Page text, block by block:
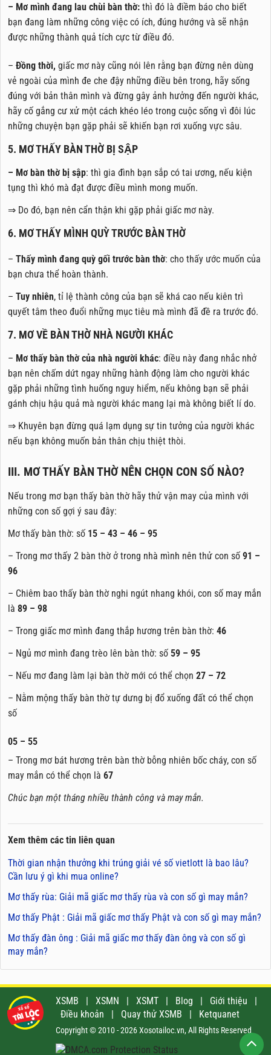
– Mơ mình đang lau chùi bàn thờ: thì đó là điềm báo cho biết
bạn đang làm những công việc có ích, đúng hướng và sẽ nhận
được những thành quả tích cực từ điều đó.
– Đồng thời, giấc mơ này cũng nói lên rằng bạn đừng nên dùng
vẻ ngoài của mình đe che đậy những điều bên trong, hãy sống
đúng với bản thân mình và đừng gây ảnh hưởng đến người khác,
hãy cố gắng cư xử một cách khéo léo trong cuộc sống vì đôi lúc
những chuyện bạn gặp phải sẽ khiến bạn rơi xuống vực sâu.
5. MƠ THẤY BÀN THỜ BỊ SẬP
– Mơ bàn thờ bị sập: thì gia đình bạn sắp có tai ương, nếu kiện
tụng thì khó mà đạt được điều mình mong muốn.
⇒ Do đó, bạn nên cẩn thận khi gặp phải giấc mơ này.
6. MƠ THẤY MÌNH QUỲ TRƯỚC BÀN THỜ
– Thấy mình đang quỳ gối trước bàn thờ: cho thấy ước muốn của
bạn chưa thể hoàn thành.
– Tuy nhiên, tỉ lệ thành công của bạn sẽ khá cao nếu kiên trì
quyết tâm theo đuổi những mục tiêu mà mình đã đề ra trước đó.
7. MƠ VỀ BÀN THỜ NHÀ NGƯỜI KHÁC
– Mơ thấy bàn thờ của nhà người khác: điều này đang nhắc nhở
bạn nên chấm dứt ngay những hành động làm cho người khác
gặp phải những tình huống nguy hiểm, nếu không bạn sẽ phải
gánh chịu hậu quả mà người khác mang lại mà không biết lí do.
⇒ Khuyên bạn đừng quá lạm dụng sự tin tưởng của người khác
nếu bạn không muốn bản thân chịu thiệt thòi.
III. MƠ THẤY BÀN THỜ NÊN CHỌN CON SỐ NÀO?
Nếu trong mơ bạn thấy bàn thờ hãy thử vận may của mình với
những con số gợi ý sau đây:
Mơ thấy bàn thờ: số 15 – 43 – 46 – 95
– Trong mơ thấy 2 bàn thờ ở trong nhà mình nên thử con số 91 –
96
– Chiêm bao thấy bàn thờ nghi ngút nhang khói, con số may mắn
là 89 – 98
– Trong giấc mơ mình đang thắp hương trên bàn thờ: 46
– Ngủ mơ mình đang trèo lên bàn thờ: số 59 – 95
– Nếu mơ đang làm lại bàn thờ mới có thể chọn 27 – 72
– Nằm mộng thấy bàn thờ tự dưng bị đổ xuống đất có thể chọn
số
05 – 55
– Trong mơ bát hương trên bàn thờ bỗng nhiên bốc cháy, con số
may mắn có thể chọn là 67
Chúc bạn một tháng nhiều thành công và may mắn.
Xem thêm các tin liên quan
Thời gian nhận thưởng khi trúng giải vé số vietlott là bao lâu?
Cần lưu ý gì khi mua online?
Mơ thấy rùa: Giải mã giấc mơ thấy rùa và con số gì may mắn?
Mơ thấy Phật : Giải mã giấc mơ thấy Phật và con số gì may mắn?
Mơ thấy đàn ông : Giải mã giấc mơ thấy đàn ông và con số gì
may mắn?
XSMB | XSMN | XSMT | Blog | Giới thiệu
|
Điều khoản
| Quay thử XSMB | Ketquanet
Copyright © 2010 - 2026 Xosotailoc.vn, All Rights Reserved